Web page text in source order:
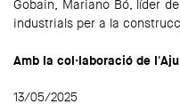
Gobain, Mariano Bó, líder
industrials per a la
Amb la col·laboració de
13/05/2025